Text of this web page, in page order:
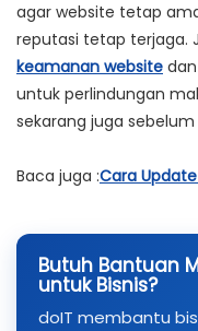
agar website tetap
reputasi tetap terjaga.
keamanan website dan
untuk perlindungan
sekarang juga
Baca juga :Cara
Butuh Bantuan
untuk Bisnis?
doIT membantu